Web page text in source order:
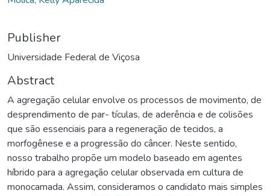
Publisher
Universidade Federal de Viçosa
Abstract
A agregação celular envolve os processos de movimento, de
desprendimento de par- tículas, de aderência e de colisões
que são essenciais para a regeneração de tecidos, a
morfogênese e a progressão do câncer. Neste sentido,
nosso trabalho propõe um modelo baseado em agentes
híbrido para a agregação celular observada em cultura de
monocamada. Assim, consideramos o candidato mais simples